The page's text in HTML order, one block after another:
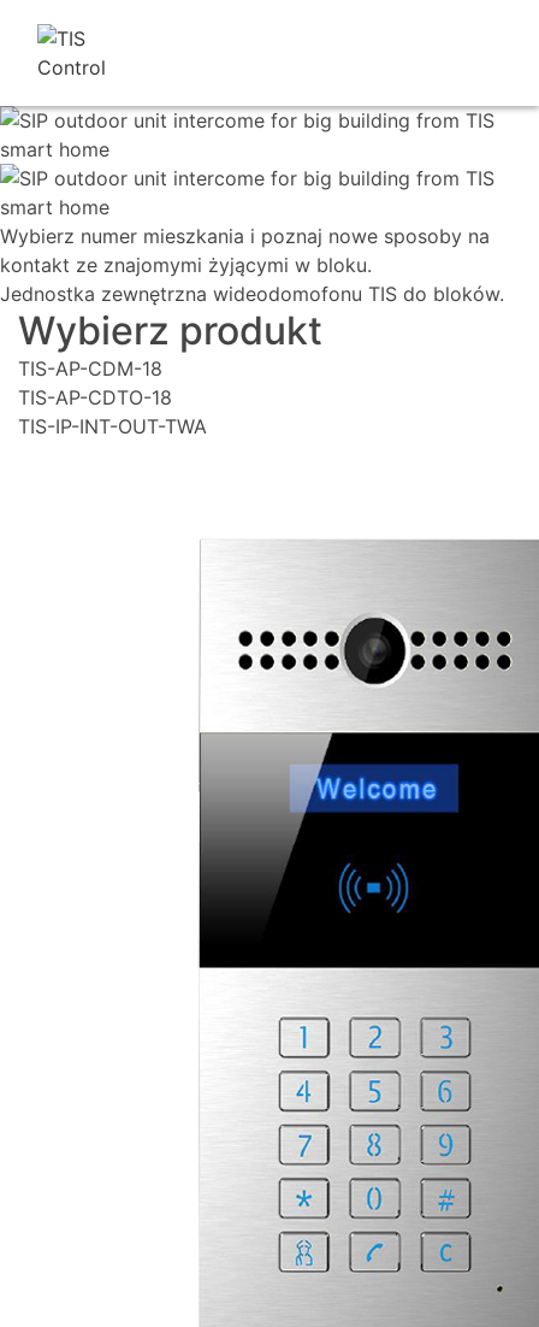
Wybierz numer mieszkania i poznaj nowe sposoby na
kontakt ze znajomymi żyjącymi w bloku.
Jednostka zewnętrzna wideodomofonu TIS do bloków.
Wybierz produkt
TIS-AP-CDM-18
TIS-AP-CDTO-18
TIS-IP-INT-OUT-TWA